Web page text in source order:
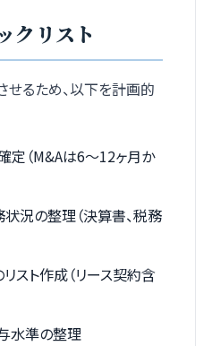
クリスト
せるため、以下を計画的
（M&Aは6〜12ヶ月か
況の整理（決算書、税務
スト作成（リース契約含
水準の整理